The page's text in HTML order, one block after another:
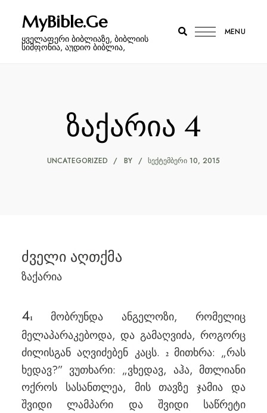
MyBible.Ge
ყველაფერი ბიბლიაზე, ბიბლიის
სიმფონია, აუდიო ბიბლია,
MENU
ზაქარია 4
UNCATEGORIZED BY ᲡᲔᲥᲢᲔᲛᲑᲔᲠᲘ 10, 2015
ძველი აღთქმა
ზაქარია
41
მობრუნდა ანგელოზი, რომელიც
მელაპარაკებოდა, და გამაღვიძა, როგორც
ძილისგან აღვიძებენ კაცს.2 მითხრა: „რას
ხედავ?” ვუთხარი: „ვხედავ, აჰა, მთლიანი
ოქროს სასანთლეა, მის თავზე ჯამია და
შვიდი ლამპარი და შვიდი საწრეტი